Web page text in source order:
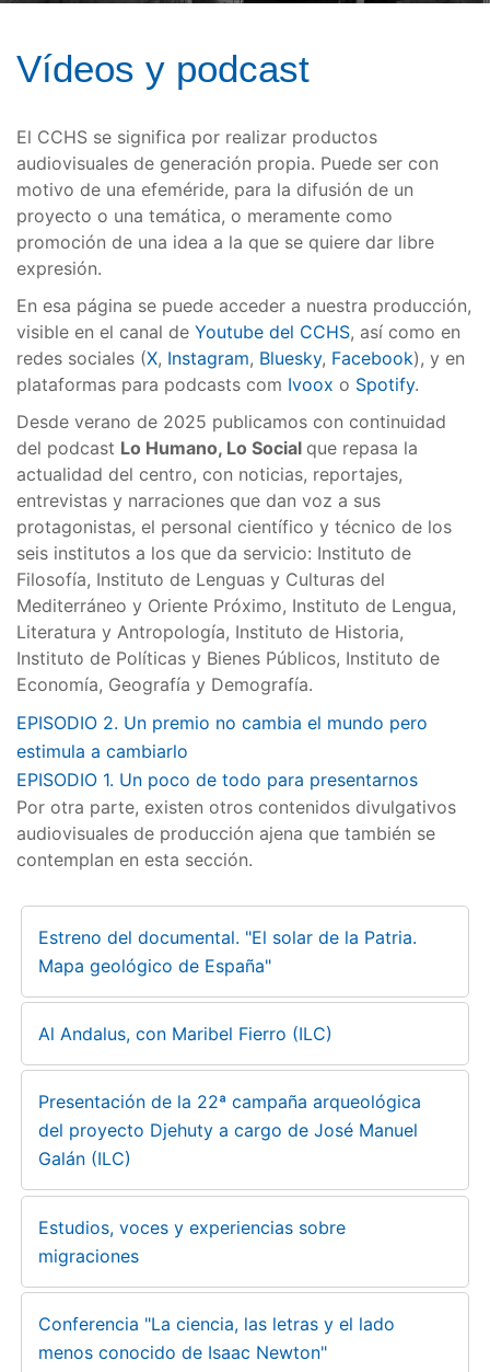
Vídeos y podcast
El CCHS se significa por realizar productos
audiovisuales de generación propia. Puede ser con
motivo de una efeméride, para la difusión de un
proyecto o una temática, o meramente como
promoción de una idea a la que se quiere dar libre
expresión.
En esa página se puede acceder a nuestra producción,
visible en el canal de Youtube del CCHS, así como en
redes sociales (X, Instagram, Bluesky, Facebook), y en
plataformas para podcasts com Ivoox o Spotify.
Desde verano de 2025 publicamos con continuidad
del podcast Lo Humano, Lo Social que repasa la
actualidad del centro, con noticias, reportajes,
entrevistas y narraciones que dan voz a sus
protagonistas, el personal científico y técnico de los
seis institutos a los que da servicio: Instituto de
Filosofía, Instituto de Lenguas y Culturas del
Mediterráneo y Oriente Próximo, Instituto de Lengua,
Literatura y Antropología, Instituto de Historia,
Instituto de Políticas y Bienes Públicos, Instituto de
Economía, Geografía y Demografía.
EPISODIO 2. Un premio no cambia el mundo pero
estimula a cambiarlo
EPISODIO 1. Un poco de todo para presentarnos
Por otra parte, existen otros contenidos divulgativos
audiovisuales de producción ajena que también se
contemplan en esta sección.
Estreno del documental. "El solar de la Patria.
Mapa geológico de España"
Al Andalus, con Maribel Fierro (ILC)
Presentación de la 22ª campaña arqueológica
del proyecto Djehuty a cargo de José Manuel
Galán (ILC)
Estudios, voces y experiencias sobre
migraciones
Conferencia "La ciencia, las letras y el lado
menos conocido de Isaac Newton"